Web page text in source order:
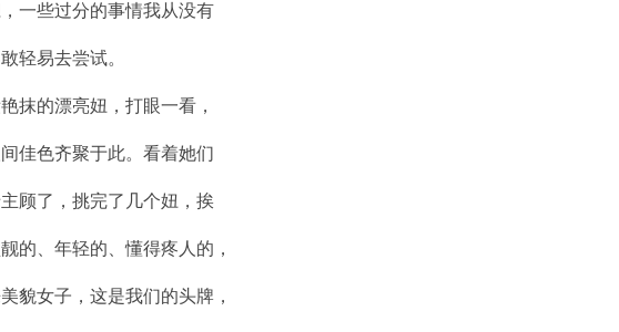
一些过分的事情我从没有
轻易去尝试。
的漂亮妞，打眼一看，
佳色齐聚于此。看着她们
顾了，挑完了几个妞，挨
的、年轻的、懂得疼人的，
貌女子，这是我们的头牌，